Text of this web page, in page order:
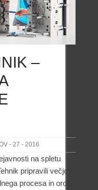
–
- 27 - 2016
na spletu
pripravili večjo
procesa in orodij